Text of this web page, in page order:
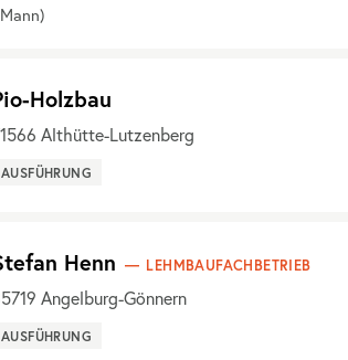
Holzbau
Althütte-Lutzenberg
AUSFÜHRUNG
Henn LEHMBAUFACHBETRIEB
Angelburg-Gönnern
AUSFÜHRUNG